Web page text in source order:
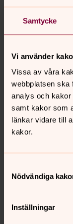
Samtycke
Vi använder
Vissa av våra
webbplatsen ska
analys och kakor
samt kakor som
länkar vidare till
kakor.
Nödvändiga
Inställningar
Lena Svahn
Direkt: